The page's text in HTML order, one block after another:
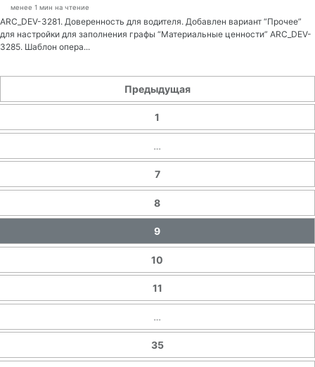
менее 1 мин на чтение
ARC_DEV-3281. Доверенность для водителя. Добавлен вариант “Прочее”
для настройки для заполнения графы “Материальные ценности” ARC_DEV-
3285. Шаблон опера...
Предыдущая
1
…
7
8
9
10
11
…
35